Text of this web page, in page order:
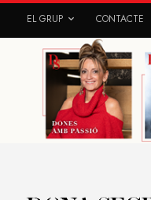
EL GRUP CONTACTE